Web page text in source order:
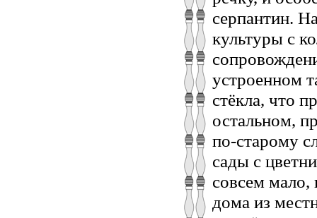
серпантин.
культуры с
устроенном
стёкла, что
остальном,
по-старому
сады с
совсем
дома из